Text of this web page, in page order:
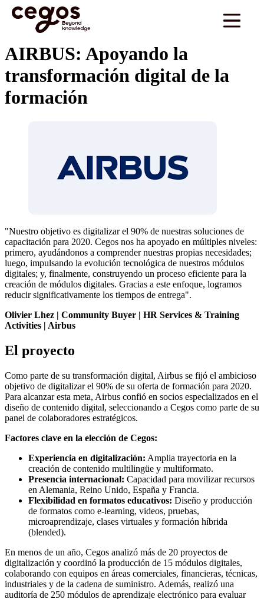
Skip to main content
Estás aquí:Inicio > Clientes>
AIRBUS: Apoyando la transformación digital de la
formación
AIRBUS: Apoyando la
transformación digital de la
formación
"Nuestro objetivo es digitalizar el 90% de nuestras soluciones de
capacitación para 2020. Cegos nos ha apoyado en múltiples niveles:
primero, ayudándonos a comprender nuestras propias necesidades;
luego, impulsando la evolución tecnológica de nuestros módulos
digitales; y, finalmente, construyendo un proceso eficiente para la
creación de módulos digitales. Gracias a este enfoque, logramos
reducir significativamente los tiempos de entrega".
Olivier Lhez | Community Buyer | HR Services & Training
Activities | Airbus
El proyecto
Como parte de su transformación digital, Airbus se fijó el ambicioso
objetivo de digitalizar el 90% de su oferta de formación para 2020.
Para alcanzar esta meta, Airbus confió en socios especializados en el
diseño de contenido digital, seleccionando a Cegos como parte de su
panel de colaboradores estratégicos.
Factores clave en la elección de Cegos:
Experiencia en digitalización: Amplia trayectoria en la
creación de contenido multilingüe y multiformato.
Presencia internacional: Capacidad para movilizar recursos
en Alemania, Reino Unido, España y Francia.
Flexibilidad en formatos educativos: Diseño y producción
de formatos como e-learning, videos, pruebas,
microaprendizaje, clases virtuales y formación híbrida
(blended).
En menos de un año, Cegos analizó más de 20 proyectos de
digitalización y coordinó la producción de 15 módulos digitales,
colaborando con equipos en áreas comerciales, financieras, técnicas,
industriales y de la cadena de suministro. Además, realizó una
auditoría de 250 módulos de aprendizaje electrónico para evaluar